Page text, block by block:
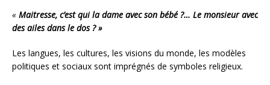
« Maitresse, c’est qui la dame avec son bébé ?… Le monsieur avec
des ailes dans le dos ? »
Les langues, les cultures, les visions du monde, les modèles
politiques et sociaux sont imprégnés de symboles religieux.